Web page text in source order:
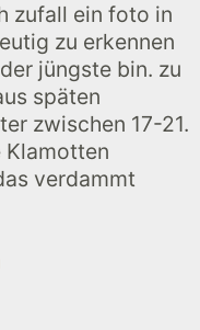
zufall ein foto in
zu erkennen
jüngste bin. zu
späten
zwischen 17-21.
Klamotten
verdammt